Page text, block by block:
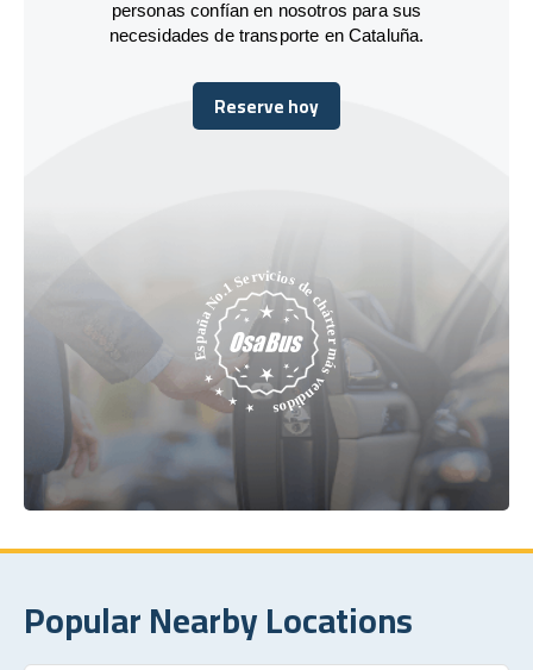
personas confían en nosotros para sus
necesidades de transporte en Cataluña.
Reserve hoy
Reserve hoy
Popular Nearby Locations